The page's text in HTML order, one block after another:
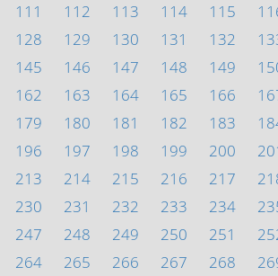
111 112 113 114 115
128 129 130 131 132
145 146 147 148 149
162 163 164 165 166
179 180 181 182 183
196 197 198 199 200
213 214 215 216 217
230 231 232 233 234
247 248 249 250 251
264 265 266 267 268